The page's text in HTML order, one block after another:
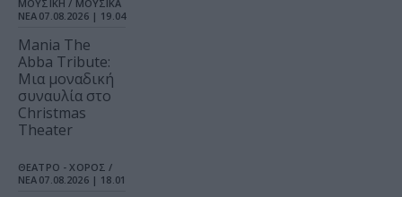
ΜΟΥΣΙΚΗ / ΜΟΥΣΙΚΑ
ΝΕΑ 07.08.2026 | 19.04
Mania The
Abba Tribute:
Μια μοναδική
συναυλία στο
Christmas
Theater
ΘΕΑΤΡΟ - ΧΟΡΟΣ /
ΝΕΑ 07.08.2026 | 18.01